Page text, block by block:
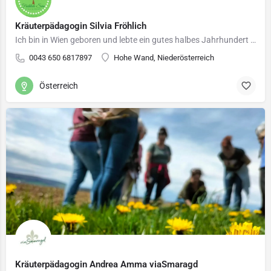
Kräuterpädagogin Silvia Fröhlich
Ich bin in Wien geboren und lebte ein gutes halbes Jahrhundert in dieser schönen Stadt. Nun bin ich dem Ruf…
0043 650 6817897 Hohe Wand, Niederösterreich
Österreich
Kräuterpädagogin Andrea Amma viaSmaragd